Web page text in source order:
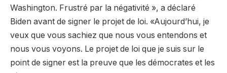
Washington. Frustré par la négativité », a déclaré
Biden avant de signer le projet de loi. «Aujourd’hui, je
veux que vous sachiez que nous vous entendons et
nous vous voyons. Le projet de loi que je suis sur le
point de signer est la preuve que les démocrates et les